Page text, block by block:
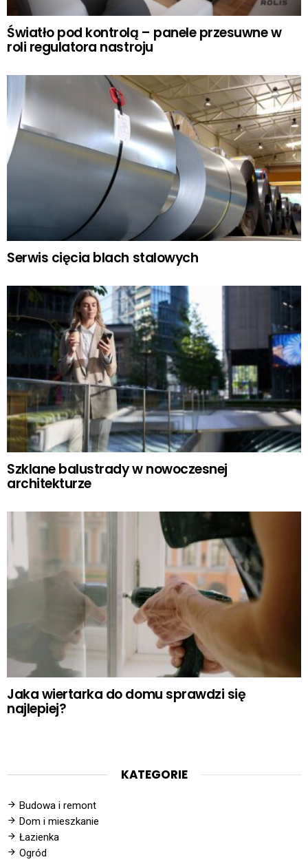
Światło pod kontrolą – panele przesuwne w
roli regulatora nastroju
Serwis cięcia blach stalowych
Szklane balustrady w nowoczesnej
architekturze
Jaka wiertarka do domu sprawdzi się
najlepiej?
KATEGORIE
Budowa i remont
Dom i mieszkanie
Łazienka
Ogród